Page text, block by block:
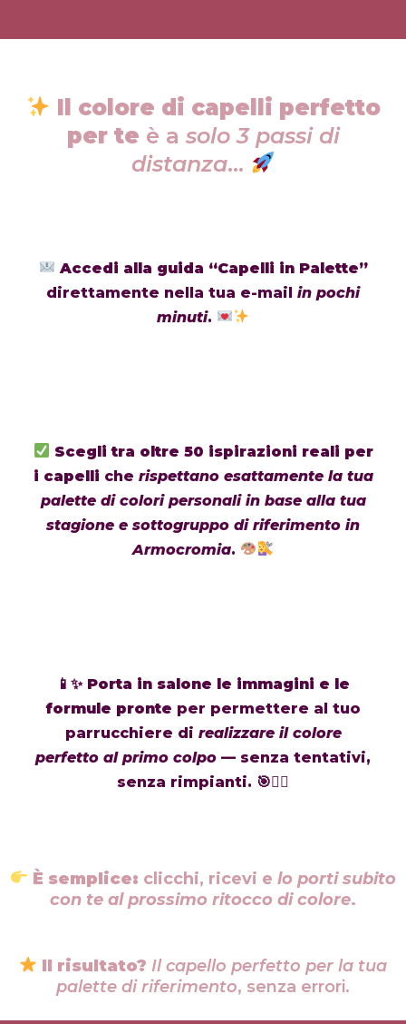
Il colore di capelli perfetto
per te è a solo 3 passi di
distanza…
Accedi alla guida “Capelli in Palette”
direttamente nella tua e-mail in pochi
minuti.
Scegli tra oltre 50 ispirazioni reali per
i capelli che rispettano esattamente la tua
palette di colori personali in base alla tua
stagione e sottogruppo di riferimento in
Armocromia.
📱✨ Porta in salone le immagini e le
formule pronte per permettere al tuo
parrucchiere di realizzare il colore
perfetto al primo colpo — senza tentativi,
senza rimpianti. 🎯💇‍♀️
È semplice: clicchi, ricevi elo porti subito
con te al prossimo ritocco di colore.
Il risultato? Il capello perfetto per la tua
palette di riferimento, senza errori.